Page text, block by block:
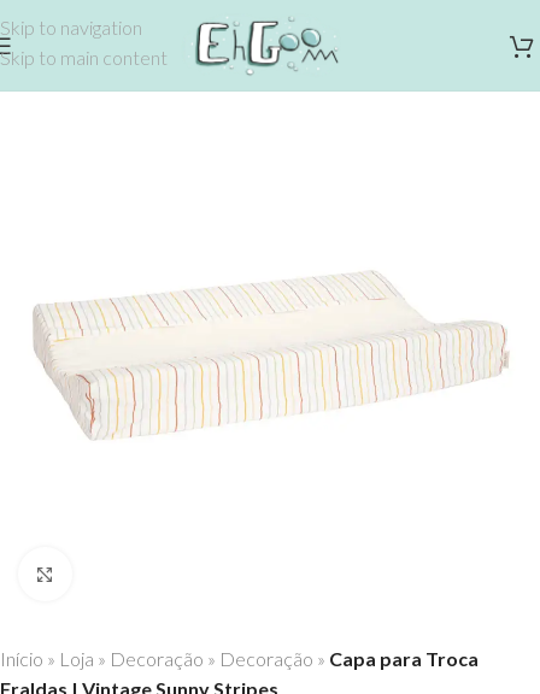
Skip to navigation
Skip to main content
Início » Loja » Decoração » Decoração » Capa para Troca
Fraldas | Vintage Sunny Stripes